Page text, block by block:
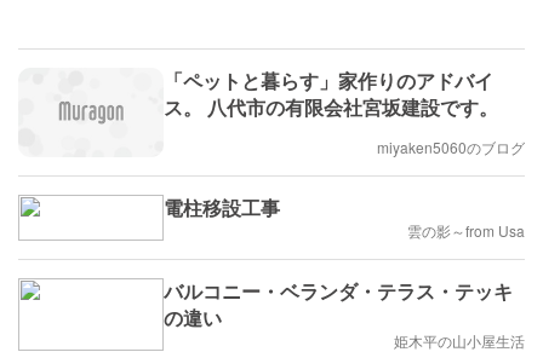
「ペットと暮らす」家作りのアドバイ
ス。 八代市の有限会社宮坂建設です。
miyaken5060のブログ
電柱移設工事
雲の影～from Usa
バルコニー・ベランダ・テラス・テッキ
の違い
姫木平の山小屋生活